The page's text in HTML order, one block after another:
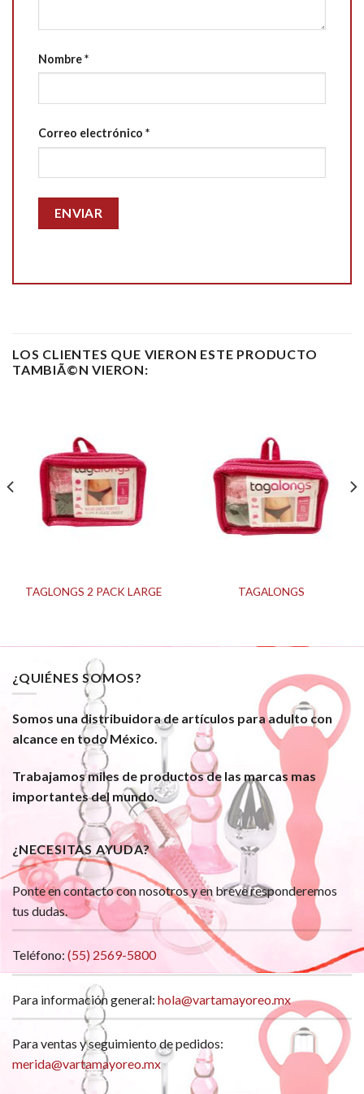
Nombre*
Correo electrónico *
LOS CLIENTES QUE VIERON ESTE PRODUCTO
TAMBIÃ©N VIERON:
TAGLONGS 2 PACK LARGE TAGALONGS
¿QUIÉNES SOMOS?
Somos una distribuidora de artículos para adulto con
alcance en todo México.
Trabajamos miles de productos de las marcas mas
importantes del mundo.
¿NECESITAS AYUDA?
Ponte en contacto con nosotros y en breve responderemos
tus dudas.
Teléfono: (55) 2569-5800
Para información general: hola@vartamayoreo.mx
Para ventas y seguimiento de pedidos:
merida@vartamayoreo.mx